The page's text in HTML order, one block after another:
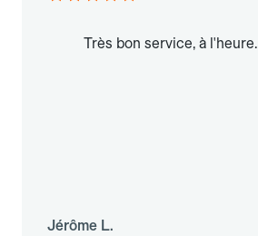
Très bon service, à l'heure.
Jérôme L.